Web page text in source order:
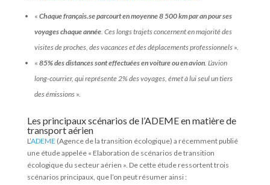
« Chaque français.se parcourt en moyenne 8 500 km par an pour ses
voyages chaque année. Ces longs trajets concernent en majorité des
visites de proches, des vacances et des déplacements professionnels».
« 85% des distances sont effectuées en voiture ou en avion. L’avion
long-courrier, qui représente 2% des voyages, émet à lui seul un tiers
des émissions ».
Les principaux scénarios de l’ADEME en matière de
transport aérien
L’ADEME (Agence de la transition écologique) a récemment publié
une étude appelée « Elaboration de scénarios de transition
écologique du secteur aérien ». De cette étude ressortent trois
scénarios principaux, que l’on peut résumer ainsi :